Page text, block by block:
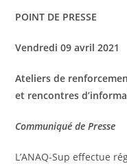
POINT DE PRESSE
Vendredi 09 avril 2021
Ateliers de
et rencontres
Communiqué de Presse
L’ANAQ-Sup effectue